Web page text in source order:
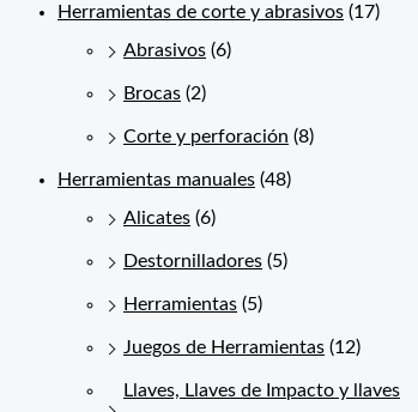
Herramientas de corte y abrasivos (17)
Abrasivos (6)
Brocas (2)
Corte y perforación (8)
Herramientas manuales (48)
Alicates (6)
Destornilladores (5)
Herramientas (5)
Juegos de Herramientas (12)
Llaves, Llaves de Impacto y llaves